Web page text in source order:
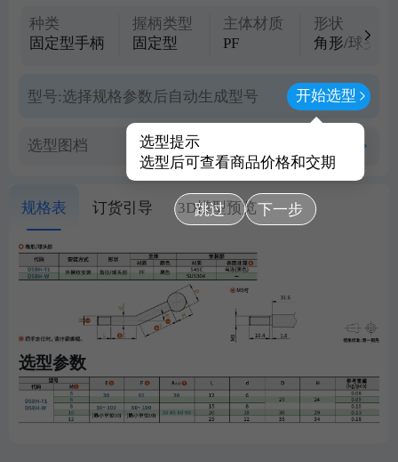
种类
固定型手柄
握柄类型
固定型
主体材质
PF
形状
角形/球头形
型号:选择规格参数后自动生成型号 开始选型
选型提示
选型后可查看商品价格和交期
跳过 下一步
选型图档
规格表 订货引导 3D模型预览
选型参数